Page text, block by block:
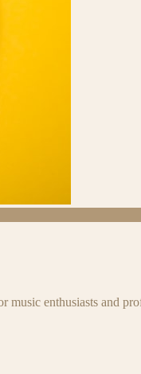
enthusiasts and